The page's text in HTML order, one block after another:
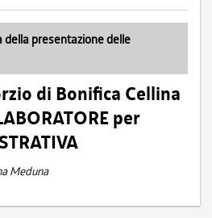
della presentazione delle
di Bonifica Cellina
per
Meduna